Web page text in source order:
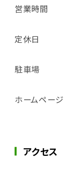
営業時間
定休日
駐車場
ホームページ
アクセス